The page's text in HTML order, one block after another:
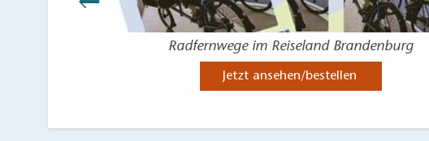
Radfernwege im Reiseland Brandenburg
Jetzt ansehen/bestellen